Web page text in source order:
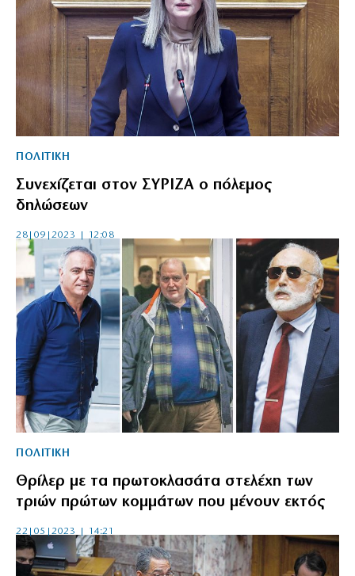
ΠΟΛΙΤΙΚΗ
Συνεχίζεται στον ΣΥΡΙΖΑ ο πόλεμος
δηλώσεων
28|09|2023 | 12:08
ΠΟΛΙΤΙΚΗ
Θρίλερ με τα πρωτοκλασάτα στελέχη των
τριών πρώτων κομμάτων που μένουν εκτός
22|05|2023 | 14:21